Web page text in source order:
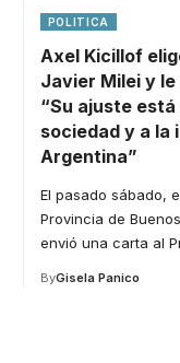
POLITICA
Axel Kicillof
Javier Milei y
“Su ajuste
sociedad y a la
Argentina”
El pasado sábado,
Provincia de
envió una carta al
ByGisela Panico